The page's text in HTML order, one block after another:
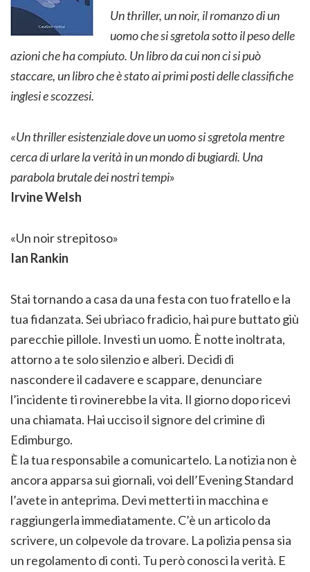
Un thriller, un noir, il romanzo di un
uomo che si sgretola sotto il peso delle
azioni che ha compiuto. Un libro da cui non ci si può
staccare, un libro che è stato ai primi posti delle classifiche
inglesi e scozzesi.
«Un thriller esistenziale dove un uomo si sgretola mentre
cerca di urlare la verità in un mondo di bugiardi. Una
parabola brutale dei nostri tempi»
Irvine Welsh
«Un noir strepitoso»
Ian Rankin
Stai tornando a casa da una festa con tuo fratello e la
tua fidanzata. Sei ubriaco fradicio, hai pure buttato giù
parecchie pillole. Investi un uomo. È notte inoltrata,
attorno a te solo silenzio e alberi. Decidi di
nascondere il cadavere e scappare, denunciare
l’incidente ti rovinerebbe la vita. Il giorno dopo ricevi
una chiamata. Hai ucciso il signore del crimine di
Edimburgo.
È la tua responsabile a comunicartelo. La notizia non è
ancora apparsa sui giornali, voi dell’Evening Standard
l’avete in anteprima. Devi metterti in macchina e
raggiungerla immediatamente. C’è un articolo da
scrivere, un colpevole da trovare. La polizia pensa sia
un regolamento di conti. Tu però conosci la verità. E